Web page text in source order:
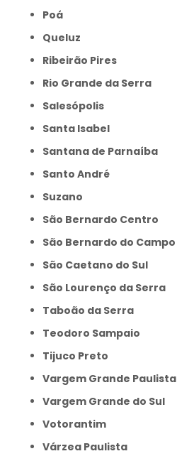
Poá
Queluz
Ribeirão Pires
Rio Grande da Serra
Salesópolis
Santa Isabel
Santana de Parnaíba
Santo André
Suzano
São Bernardo Centro
São Bernardo do Campo
São Caetano do Sul
São Lourenço da Serra
Taboão da Serra
Teodoro Sampaio
Tijuco Preto
Vargem Grande Paulista
Vargem Grande do Sul
Votorantim
Várzea Paulista